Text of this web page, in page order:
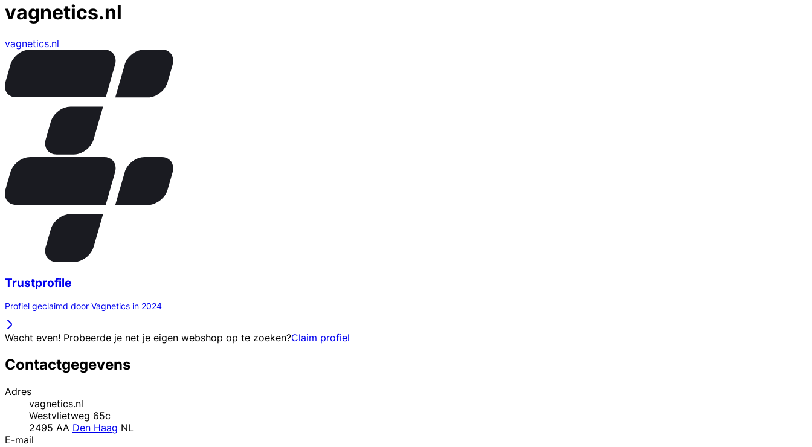
vagnetics.nl
vagnetics.nl
Trustprofile
Profiel geclaimd door Vagnetics in 2024
Wacht even! Probeerde je net je eigen webshop op te zoeken?Claim profiel
Contactgegevens
Adres
vagnetics.nl
Westvlietweg 65c
2495 AA Den Haag NL
E-mail